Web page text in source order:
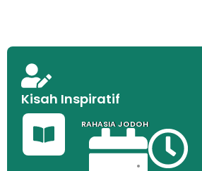
Kisah Inspiratif
RAHASIA JODOH